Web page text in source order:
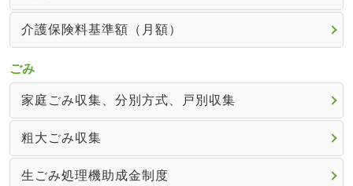
介護保険料基準額（月額）
ごみ
家庭ごみ収集、分別方式、戸別収集
粗大ごみ収集
生ごみ処理機助成金制度